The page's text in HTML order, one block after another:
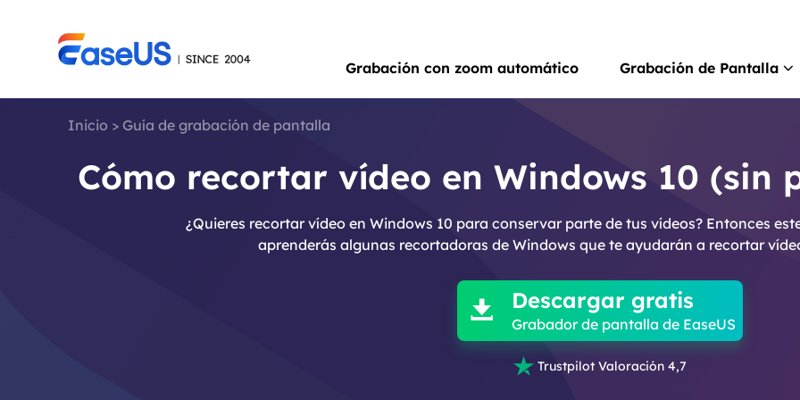
Grabación con zoom automático Grabación de Pantalla
Inicio > Guía de grabación de pantalla
Cómo recortar vídeo en Windows 10 (sin
¿Quieres recortar vídeo en Windows 10 para conservar parte de tus vídeos? Entonces
aprenderás algunas recortadoras de Windows que te ayudarán a recortar

 Descargar gratis
Grabador de pantalla de EaseUS
 Trustpilot Valoración 4,7